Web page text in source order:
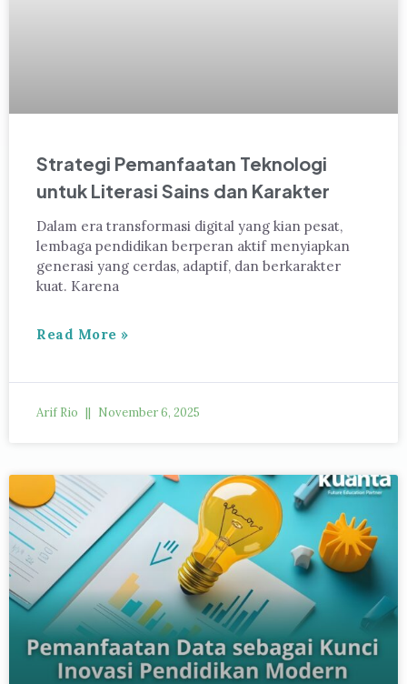
Strategi Pemanfaatan Teknologi
untuk Literasi Sains dan Karakter
Dalam era transformasi digital yang kian pesat,
lembaga pendidikan berperan aktif menyiapkan
generasi yang cerdas, adaptif, dan berkarakter
kuat. Karena
Read More »
Arif Rio November 6, 2025